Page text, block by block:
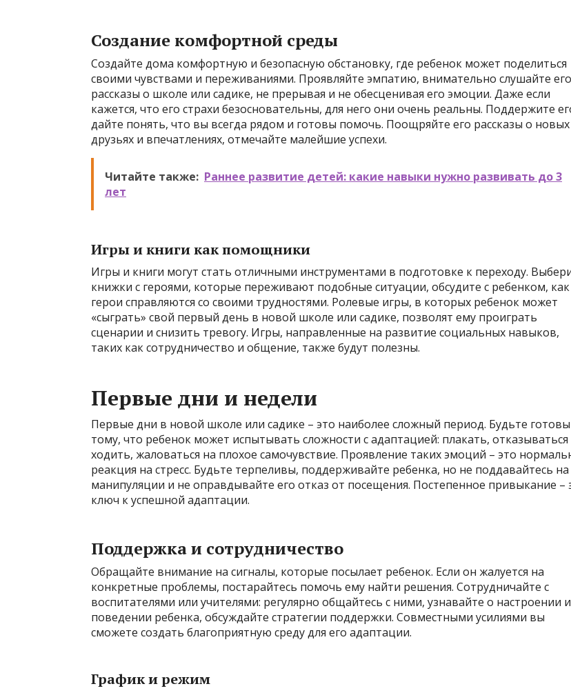
Создание комфортной среды
Создайте дома комфортную и безопасную обстановку, где ребенок может поделиться
своими чувствами и переживаниями. Проявляйте эмпатию, внимательно слушайте его
рассказы о школе или садике, не прерывая и не обесценивая его эмоции. Даже если
кажется, что его страхи безосновательны, для него они очень реальны. Поддержите
дайте понять, что вы всегда рядом и готовы помочь. Поощряйте его рассказы о новых
друзьях и впечатлениях, отмечайте малейшие успехи.
Читайте также: Раннее развитие детей: какие навыки нужно развивать до 3
лет
Игры и книги как помощники
Игры и книги могут стать отличными инструментами в подготовке к переходу.
книжки с героями, которые переживают подобные ситуации, обсудите с ребенком, как
герои справляются со своими трудностями. Ролевые игры, в которых ребенок может
«сыграть» свой первый день в новой школе или садике, позволят ему проиграть
сценарии и снизить тревогу. Игры, направленные на развитие социальных навыков,
таких как сотрудничество и общение, также будут полезны.
Первые дни и недели
Первые дни в новой школе или садике – это наиболее сложный период. Будьте
тому, что ребенок может испытывать сложности с адаптацией: плакать, отказываться
ходить, жаловаться на плохое самочувствие. Проявление таких эмоций – это
реакция на стресс. Будьте терпеливы, поддерживайте ребенка, но не поддавайтесь на
манипуляции и не оправдывайте его отказ от посещения. Постепенное привыкание –
ключ к успешной адаптации.
Поддержка и сотрудничество
Обращайте внимание на сигналы, которые посылает ребенок. Если он жалуется на
конкретные проблемы, постарайтесь помочь ему найти решения. Сотрудничайте с
воспитателями или учителями: регулярно общайтесь с ними, узнавайте о настроении и
поведении ребенка, обсуждайте стратегии поддержки. Совместными усилиями вы
сможете создать благоприятную среду для его адаптации.
График и режим